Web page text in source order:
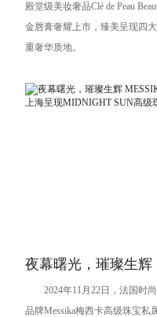
演绎琉金唇膏大片
殿堂级美妆奢品Clé de Peau
金唇膏奢耀上市，臻美呈现四
重奢华质地。
夜幕曙光，璀璨生辉
MESSIKA梅西卡于
2024年11月22日，法国时尚
品牌Messika梅西卡高级珠宝私